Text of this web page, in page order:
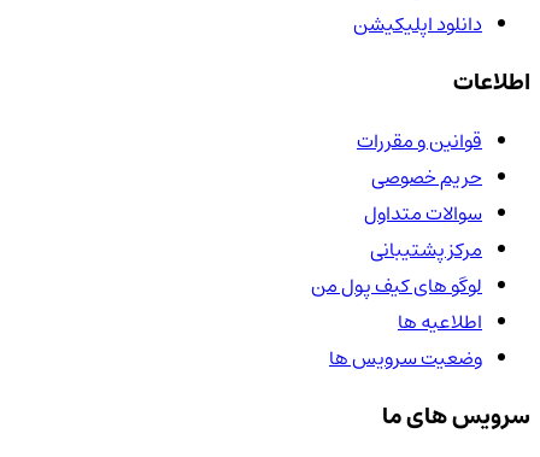
دانلود اپلیکیشن
اطلاعات
قوانین و مقررات
حریم خصوصی
سوالات متداول
مرکز پشتیبانی
لوگو های کیف پول من
اطلاعیه ها
وضعیت سرویس ها
سرویس های ما